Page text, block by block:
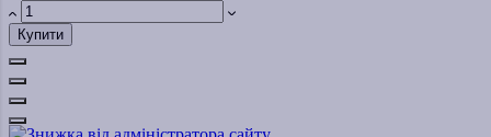
Купити